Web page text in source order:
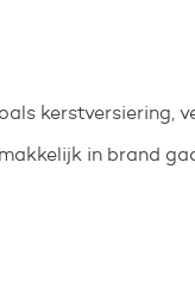
kerstversiering,
in brand